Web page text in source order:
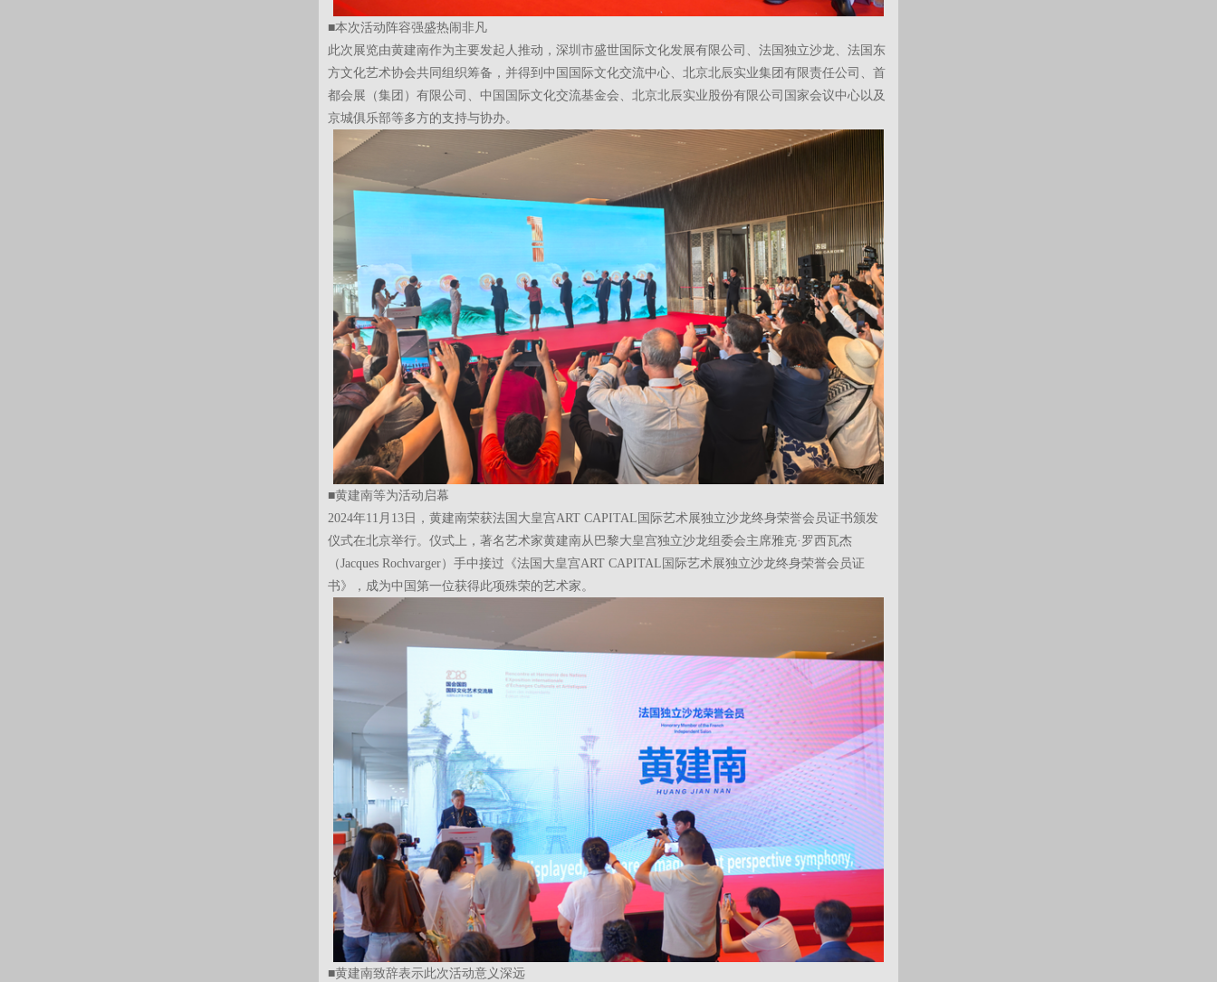
■本次活动阵容强盛热闹非凡
此次展览由黄建南作为主要发起人推动，深圳市盛世国际文化发展有限公司、法国独立沙龙、法国东
方文化艺术协会共同组织筹备，并得到中国国际文化交流中心、北京北辰实业集团有限责任公司、首
都会展（集团）有限公司、中国国际文化交流基金会、北京北辰实业股份有限公司国家会议中心以及
京城俱乐部等多方的支持与协办。
■黄建南等为活动启幕
2024年11月13日，黄建南荣获法国大皇宫ART CAPITAL国际艺术展独立沙龙终身荣誉会员证书颁发
仪式在北京举行。仪式上，著名艺术家黄建南从巴黎大皇宫独立沙龙组委会主席雅克·罗西瓦杰
（Jacques Rochvarger）手中接过《法国大皇宫ART CAPITAL国际艺术展独立沙龙终身荣誉会员证
书》，成为中国第一位获得此项殊荣的艺术家。
■黄建南致辞表示此次活动意义深远